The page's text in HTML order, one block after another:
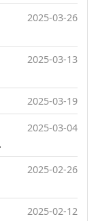
2025-03-26
2025-03-13
2025-03-19
2025-03-04
2025-02-26
2025-02-12